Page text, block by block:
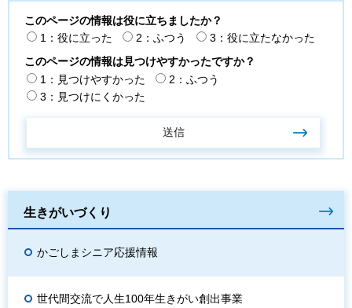
このページの情報は役に立ちましたか？
1：役に立った
2：ふつう
3：役に立たなかった
このページの情報は見つけやすかったですか？
1：見つけやすかった
2：ふつう
3：見つけにくかった
生きがいづくり
かごしまシニア応援情報
世代間交流で人生100年生きがい創出事業